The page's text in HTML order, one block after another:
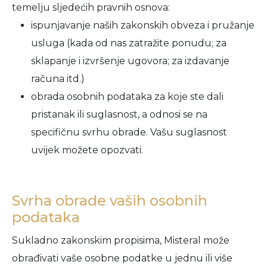
temelju sljedećih pravnih osnova:
ispunjavanje naših zakonskih obveza i pružanje
usluga (kada od nas zatražite ponudu; za
sklapanje i izvršenje ugovora; za izdavanje
računa itd.)
obrada osobnih podataka za koje ste dali
pristanak ili suglasnost, a odnosi se na
specifičnu svrhu obrade. Vašu suglasnost
uvijek možete opozvati.
Svrha obrade vaših osobnih
podataka
Sukladno zakonskim propisima, Misteral može
obrađivati vaše osobne podatke u jednu ili više